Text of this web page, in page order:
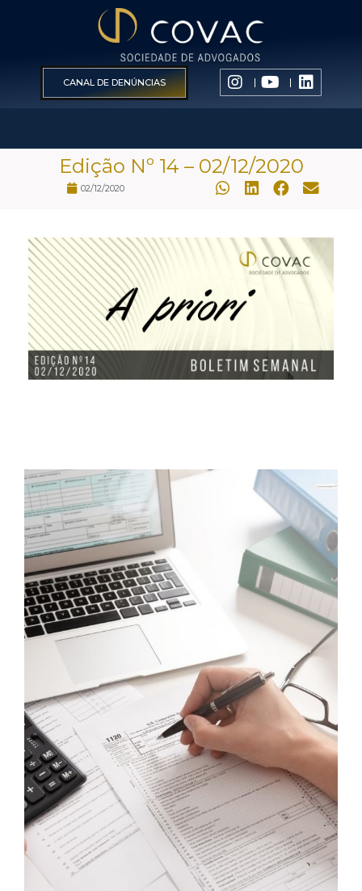
CANAL DE DENÚNCIAS
Edição Nº 14 – 02/12/2020
02/12/2020